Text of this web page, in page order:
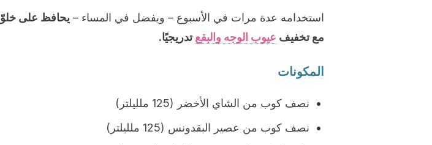
استخدامه عدة مرات في الأسبوع – ويفضل في المساء – يحافظ على
مع تخفيف عيوب الوجه والبقعتدريجيًا.
المكونات
نصف كوب من الشاي الأخضر (125 ملليلتر)
نصف كوب من عصير البقدونس (125 ملليلتر)